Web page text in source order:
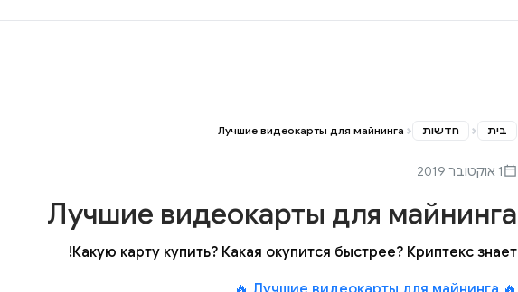
בית חדשות Лучшие видеокарты для майнинга
1 אוקטובר 2019
Лучшие видеокарты для майнинга
Какую карту купить? Какая окупится быстрее? Криптекс знает!